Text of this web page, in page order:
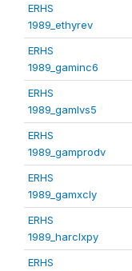
ERHS
1989_ethyrev
ERHS
1989_gaminc6
ERHS
1989_gamlvs5
ERHS
1989_gamprodv
ERHS
1989_gamxcly
ERHS
1989_harclxpy
ERHS